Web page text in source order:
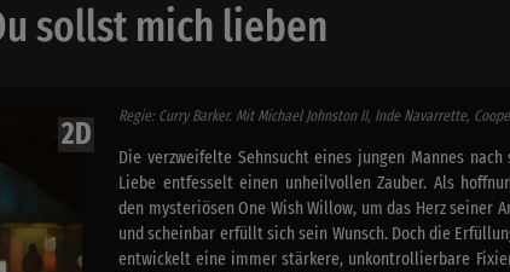
sollst mich lieben
2D
Regie: Curry Barker. Mit Michael Johnston II, Inde Navarrette,
Die verzweifelte Sehnsucht eines jungen Mannes
Liebe entfesselt einen unheilvollen Zauber. Als
den mysteriösen One Wish Willow, um das Herz seiner
und scheinbar erfüllt sich sein Wunsch. Doch die
entwickelt eine immer stärkere, unkontrollierbare